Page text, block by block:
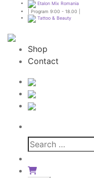
Etalon Mix Romania
| Program 9:00 - 18.00 |
Tattoo & Beauty
Shop
Contact